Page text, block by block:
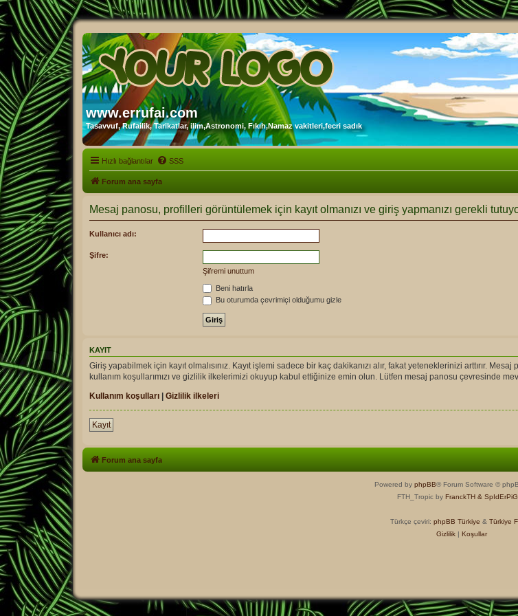
www.errufai.com
Tasavvuf, Rufailik, Tarikatlar, ilim,Astronomi, Fıkıh,Namaz vakitleri,fecri sadık
Hızlı bağlantılar SSS
Forum ana sayfa
Mesaj panosu, profilleri görüntülemek için kayıt olmanızı ve giriş yapmanızı gerekli
Kullanıcı adı:
Şifre:
Şifremi unuttum
Beni hatırla
Bu oturumda çevrimiçi olduğumu gizle
KAYIT
Giriş yapabilmek için kayıt olmalısınız. Kayıt işlemi sadece bir kaç dakikanızı alır, fakat yeteneklerinizi arttırır.
kullanım koşullarımızı ve gizlilik ilkelerimizi okuyup kabul ettiğinize emin olun. Lütfen mesaj panosu çevresinde
Kullanım koşulları
Gizlilik ilkeleri
Kayıt
Forum ana sayfa
Powered by phpBB® Forum Software ©
FTH_Tropic by FranckTH &
Türkçe çeviri: phpBB Türkiye & Türkiye
Gizlilik | Koşullar